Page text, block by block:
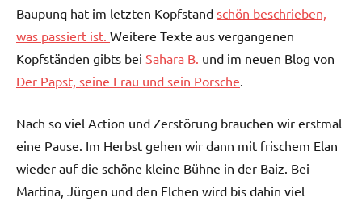
Baupunq hat im letzten Kopfstand schön beschrieben,
was passiert ist. Weitere Texte aus vergangenen
Kopfständen gibts bei Sahara B. und im neuen Blog von
Der Papst, seine Frau und sein Porsche.
Nach so viel Action und Zerstörung brauchen wir erstmal
eine Pause. Im Herbst gehen wir dann mit frischem Elan
wieder auf die schöne kleine Bühne in der Baiz. Bei
Martina, Jürgen und den Elchen wird bis dahin viel